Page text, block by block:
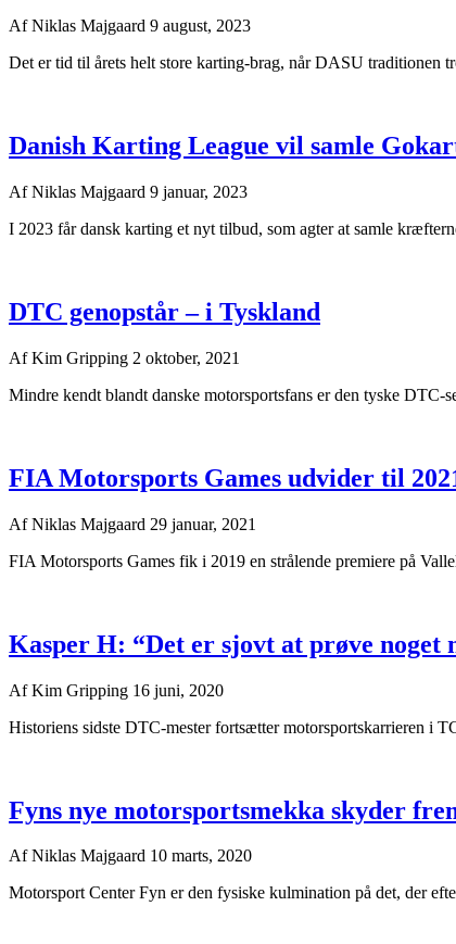
AfNiklas Majgaard 9 august, 2023
Det er tid til årets helt store karting-brag, når DASU traditionen
Danish Karting League vil samle
AfNiklas Majgaard 9 januar, 2023
I 2023 får dansk karting et nyt tilbud, som agter at samle
DTC genopstår – i Tyskland
AfKim Gripping 2 oktober, 2021
Mindre kendt blandt danske motorsportsfans er den tyske
FIA Motorsports Games udvider til
AfNiklas Majgaard 29 januar, 2021
FIA Motorsports Games fik i 2019 en strålende premiere på
Kasper H: “Det er sjovt at prøve noget
AfKim Gripping 16 juni, 2020
Historiens sidste DTC-mester fortsætter motorsportskarrieren i
Fyns nye motorsportsmekka skyder
AfNiklas Majgaard 10 marts, 2020
Motorsport Center Fyn er den fysiske kulmination på det, der